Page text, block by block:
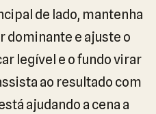
de lado, mantenha
dominante e ajuste o
legível e o fundo virar
ao resultado com
ajudando a cena a